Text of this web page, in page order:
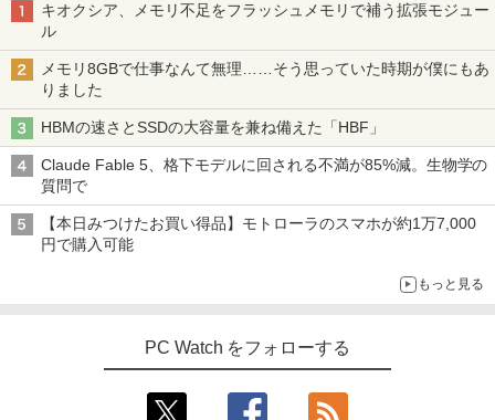
キオクシア、メモリ不足をフラッシュメモリで補う拡張モジュー
ル
メモリ8GBで仕事なんて無理……そう思っていた時期が僕にもあ
りました
HBMの速さとSSDの大容量を兼ね備えた「HBF」
Claude Fable 5、格下モデルに回される不満が85%減。生物学の
質問で
【本日みつけたお買い得品】モトローラのスマホが約1万7,000
円で購入可能
もっと見る
PC Watch をフォローする